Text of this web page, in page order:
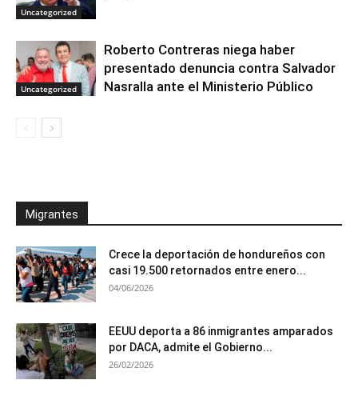
Uncategorized
Uncategorized
Roberto Contreras niega haber
presentado denuncia contra Salvador
Nasralla ante el Ministerio Público
Migrantes
Crece la deportación de hondureños con
casi 19.500 retornados entre enero...
04/06/2026
EEUU deporta a 86 inmigrantes amparados
por DACA, admite el Gobierno...
26/02/2026